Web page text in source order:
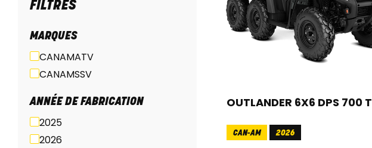
FILTRES
MARQUES
CANAMATV
CANAMSSV
ANNÉE DE FABRICATION
2025
2026
OUTLANDER 6X6 DPS 700 T
CAN-AM 2026